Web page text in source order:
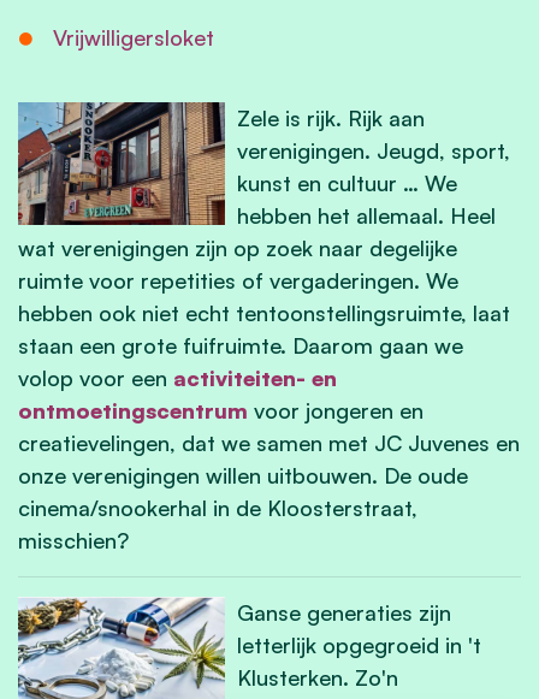
Vrijwilligersloket
Zele is rijk. Rijk aan
verenigingen. Jeugd, sport,
kunst en cultuur … We
hebben het allemaal. Heel
wat verenigingen zijn op zoek naar degelijke
ruimte voor repetities of vergaderingen. We
hebben ook niet echt tentoonstellingsruimte, laat
staan een grote fuifruimte. Daarom gaan we
volop voor een activiteiten- en
ontmoetingscentrum voor jongeren en
creatievelingen, dat we samen met JC Juvenes en
onze verenigingen willen uitbouwen. De oude
cinema/snookerhal in de Kloosterstraat,
misschien?
Ganse generaties zijn
letterlijk opgegroeid in 't
Klusterken. Zo'n